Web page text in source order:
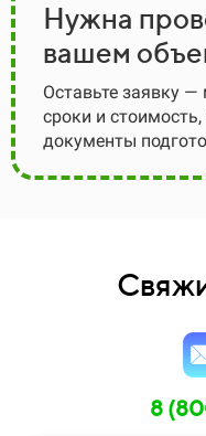
Нужна
вашем
Оставьте заявку
сроки и
документы
8